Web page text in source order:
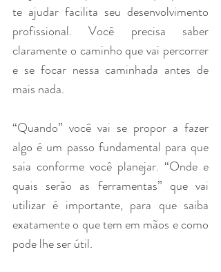
te ajudar facilita seu desenvolvimento
profissional. Você precisa saber
claramente o caminho que vai percorrer
e se focar nessa caminhada antes de
mais nada.
“Quando” você vai se propor a fazer
algo é um passo fundamental para que
saia conforme você planejar. “Onde e
quais serão as ferramentas” que vai
utilizar é importante, para que saiba
exatamente o que tem em mãos e como
pode lhe ser útil.